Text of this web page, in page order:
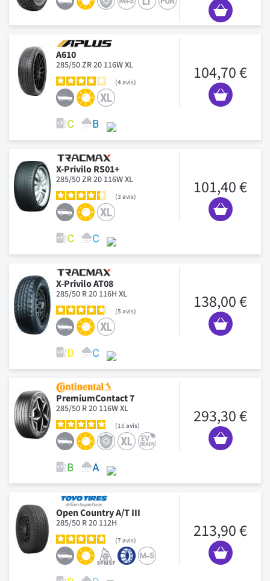
A610
285/50 ZR 20 116W XL
4avis 104,70 €
X-Privilo RS01+
285/50 ZR 20 116W XL
3 avis 101,40 €
X-Privilo AT08
285/50 R 20 116H XL
5 avis 138,00 €
PremiumContact 7
285/50 R 20 116W XL
15 avis 293,30 €
Open Country A/T III
285/50 R 20 112H
7 avis 213,90 €